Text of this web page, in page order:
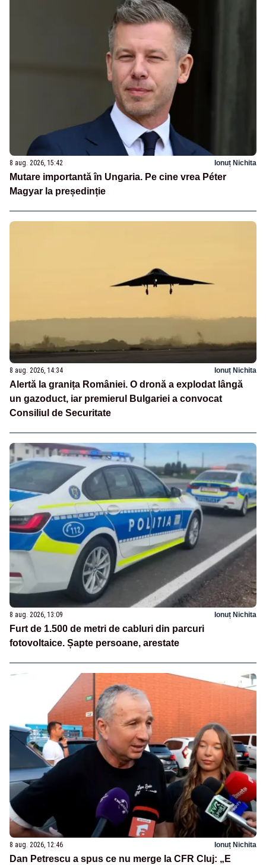
8 aug. 2026, 15:42 Ionuț Nichita
Mutare importantă în Ungaria. Pe cine vrea Péter
Magyar la președinție
8 aug. 2026, 14:34 Ionuț Nichita
Alertă la granița României. O dronă a explodat lângă
un gazoduct, iar premierul Bulgariei a convocat
Consiliul de Securitate
8 aug. 2026, 13:09 Ionuț Nichita
Furt de 1.500 de metri de cabluri din parcuri
fotovoltaice. Șapte persoane, arestate
8 aug. 2026, 12:46 Ionuț Nichita
Dan Petrescu a spus ce nu merge la CFR Cluj: „E